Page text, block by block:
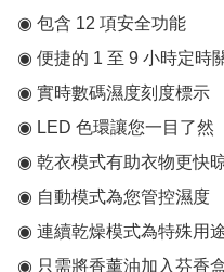
◉ 包含 12 項安全功能
◉ 便捷的 1 至 9 小時定時
◉ 實時數碼濕度刻度標示
◉ LED 色環讓您一目了然
◉ 乾衣模式有助衣物更快
◉ 自動模式為您管控濕度
◉ 連續乾燥模式為特殊用
◉ 只需將香薰油加入芬香